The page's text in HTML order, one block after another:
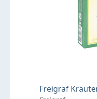
Freigraf